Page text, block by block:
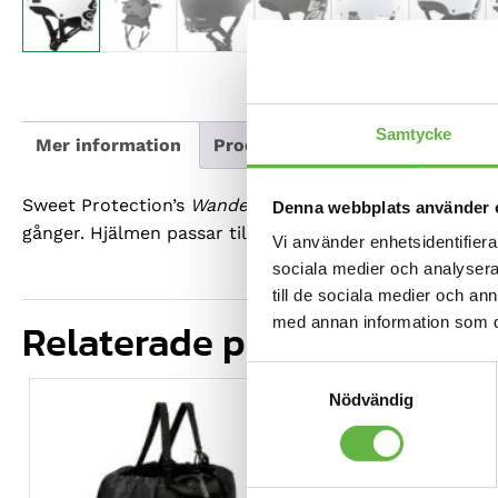
Samtycke
Denna webbplats använder
Vi använder
sociala medier och
till de sociala medier och
med annan information som
Nödvändig
Mer information Produktdata Omdömen
Sweet Protection’s Wanderer är en pålitlig och hållbar
gånger. Hjälmen passar till de flesta aktiviteter och
Relaterade produkter
REA!